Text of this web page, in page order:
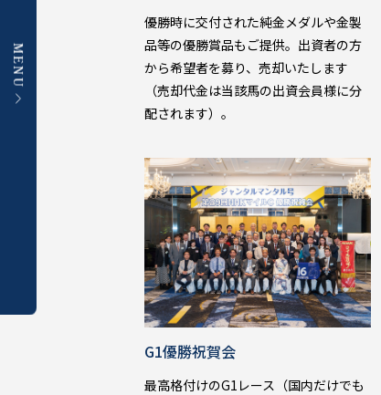
MENU
優勝時に交付された純金メダルや金製
品等の優勝賞品もご提供。出資者の方
から希望者を募り、売却いたします
（売却代金は当該馬の出資会員様に分
配されます）。
G1優勝祝賀会
最高格付けのG1レース（国内だけでも